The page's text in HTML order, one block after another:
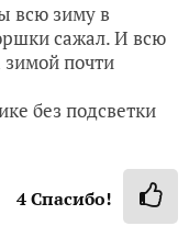
всю зиму в
сажал. И всю
зимой почти
без подсветки
4Спасибо!